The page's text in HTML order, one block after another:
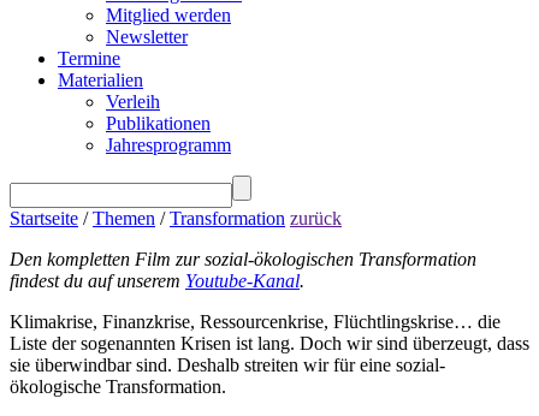
Mitglied werden
Newsletter
Termine
Materialien
Verleih
Publikationen
Jahresprogramm
Startseite /Themen /Transformation zurück
Den kompletten Film zur sozial-ökologischen Transformation
findest du auf unserem Youtube-Kanal.
Klimakrise, Finanzkrise, Ressourcenkrise, Flüchtlingskrise… die
Liste der sogenannten Krisen ist lang. Doch wir sind überzeugt, dass
sie überwindbar sind. Deshalb streiten wir für eine sozial-
ökologische Transformation.